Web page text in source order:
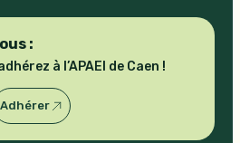
:
à l’APAEI de Caen !
Adhérer